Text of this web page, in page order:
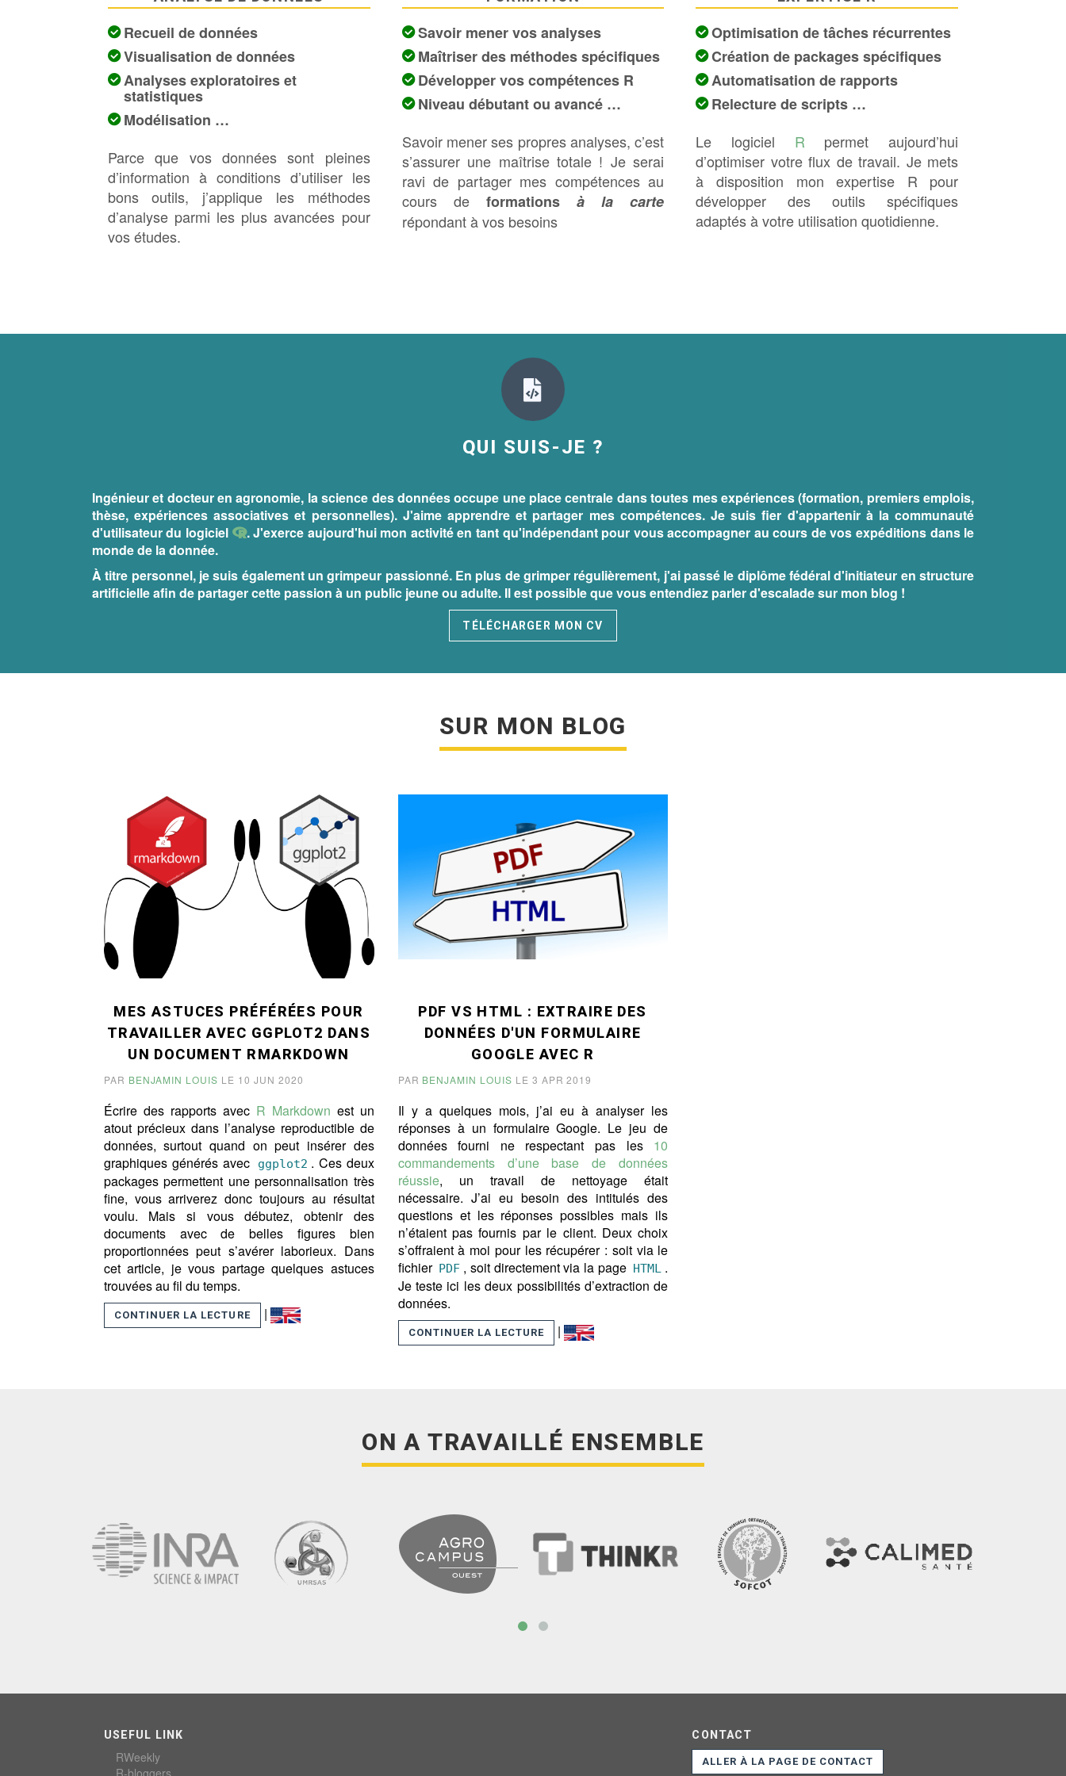
Recueil de données
Visualisation de données
Analyses exploratoires et
statistiques
Modélisation …
Parce que vos données sont pleines
d’information à conditions d’utiliser les
bons outils, j’applique les méthodes
d’analyse parmi les plus avancées pour
vos études.
Savoir mener vos analyses
Maîtriser des méthodes spécifiques
Développer vos compétences R
Niveau débutant ou avancé …
Savoir mener ses propres analyses, c’est
s’assurer une maîtrise totale ! Je serai
ravi de partager mes compétences au
cours de formationsà la carte
répondant à vos besoins
Optimisation de tâches récurrentes
Création de packages spécifiques
Automatisation de rapports
Relecture de scripts …
Le logiciel R permet aujourd’hui
d’optimiser votre flux de travail. Je mets
à disposition mon expertise R pour
développer des outils spécifiques
adaptés à votre utilisation quotidienne.
QUI SUIS-JE ?
Ingénieur et docteur en agronomie, la science des données occupe une place centrale dans toutes mes expériences (formation, premiers emplois,
thèse, expériences associatives et personnelles). J'aime apprendre et partager mes compétences. Je suis fier d'appartenir à la communauté
d'utilisateur du logiciel
. J'exerce aujourd'hui mon activité en tant qu'indépendant pour vous accompagner au cours de vos expéditions dans le
monde de la donnée.
À titre personnel, je suis également un grimpeur passionné. En plus de grimper régulièrement, j'ai passé le diplôme fédéral d'initiateur en structure
artificielle afin de partager cette passion à un public jeune ou adulte. Il est possible que vous entendiez parler d'escalade sur mon blog !
TÉLÉCHARGER MON CV
SUR MON BLOG
MES ASTUCES PRÉFÉRÉES POUR
TRAVAILLER AVEC GGPLOT2 DANS
UN DOCUMENT RMARKDOWN
PAR BENJAMIN LOUIS LE 10 JUN 2020
Écrire des rapports avec R Markdown est un
atout précieux dans l’analyse reproductible de
données, surtout quand on peut insérer des
graphiques générés avec
ggplot2 . Ces deux
packages permettent une personnalisation très
fine, vous arriverez donc toujours au résultat
voulu. Mais si vous débutez, obtenir des
documents avec de belles figures bien
proportionnées peut s’avérer laborieux. Dans
cet article, je vous partage quelques astuces
trouvées au fil du temps.
CONTINUER LA LECTURE |
PDF VS HTML : EXTRAIRE DES
DONNÉES D'UN FORMULAIRE
GOOGLE AVEC R
PAR BENJAMIN LOUIS LE 3 APR 2019
Il y a quelques mois, j’ai eu à analyser les
réponses à un formulaire Google. Le jeu de
données fourni ne respectant pas les 10
commandements d’une base de données
réussie, un travail de nettoyage était
nécessaire. J’ai eu besoin des intitulés des
questions et les réponses possibles mais ils
n’étaient pas fournis par le client. Deux choix
s’offraient à moi pour les récupérer : soit via le
fichier PDF , soit directement via la page HTML .
Je teste ici les deux possibilités d’extraction de
données.
CONTINUER LA LECTURE |
ON A TRAVAILLÉ ENSEMBLE
USEFUL LINK
RWeekly
R-bloggers
CONTACT
ALLER À LA PAGE DE CONTACT